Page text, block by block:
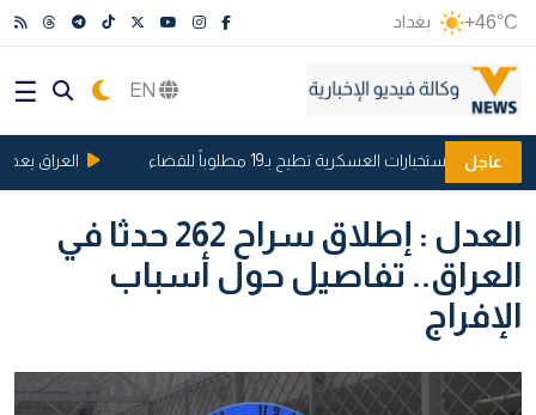
+46°C بغداد
عاجل العراق يعطل
العدل : إطلاق سراح 262 حدثا في
العراق.. تفاصيل حول أسباب
الإفراج